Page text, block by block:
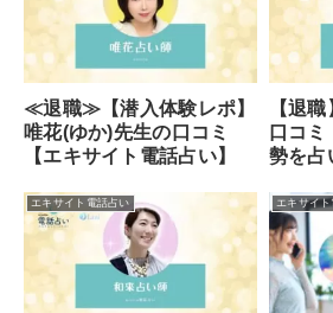
≪退職≫【潜入体験レポ】
唯花(ゆか)先生の口コミ
【エキサイト電話占い】
【退
口コ
勢を占
エキサイト電話占い エキサイ